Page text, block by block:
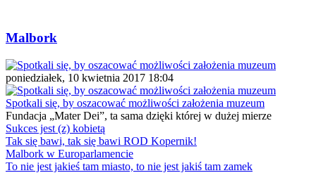
Malbork
poniedziałek, 10 kwietnia 2017 18:04
Spotkali się, by oszacować możliwości założenia muzeum
Fundacja „Mater Dei”, ta sama dzięki której w dużej mierze
Sukces jest (z) kobietą
Tak się bawi, tak się bawi ROD Kopernik!
Malbork w Europarlamencie
To nie jest jakieś tam miasto, to nie jest jakiś tam zamek